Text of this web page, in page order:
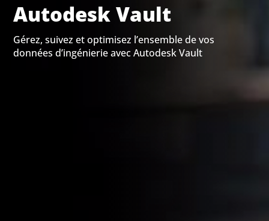
Autodesk Vault
Gérez, suivez et optimisez l’ensemble de vos
données d’ingénierie avec Autodesk Vault